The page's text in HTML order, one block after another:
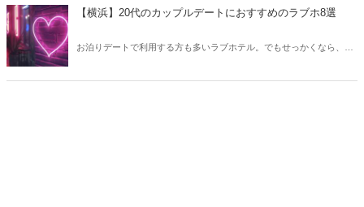
クしてみましょう。
【横浜】20代のカップルデートにおすすめのラブホ8選
お泊りデートで利用する方も多いラブホテル。でもせっかくなら、キ